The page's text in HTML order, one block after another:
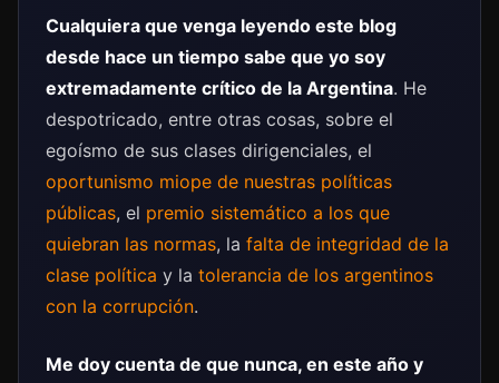
Cualquiera que venga leyendo este blog
desde hace un tiempo sabe que yo soy
extremadamente crítico de la Argentina. He
despotricado, entre otras cosas, sobre el
egoísmo de sus clases dirigenciales, el
oportunismo miope de nuestras políticas
públicas, el premio sistemático a los que
quiebran las normas, la falta de integridad de la
clase política y la tolerancia de los argentinos
con la corrupción.
Me doy cuenta de que nunca, en este año y